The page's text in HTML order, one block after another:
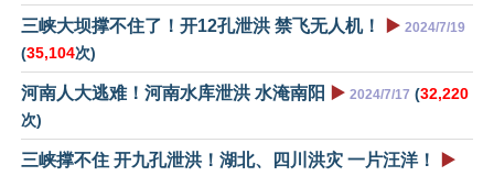
三峡大坝撑不住了！开12孔泄洪 禁飞无人机！ ▶️ 2024/7/19
(35,104次)
河南人大逃难！河南水库泄洪 水淹南阳 ▶️ 2024/7/17 (32,220
次)
三峡撑不住 开九孔泄洪！湖北、四川洪灾 一片汪洋！ ▶️